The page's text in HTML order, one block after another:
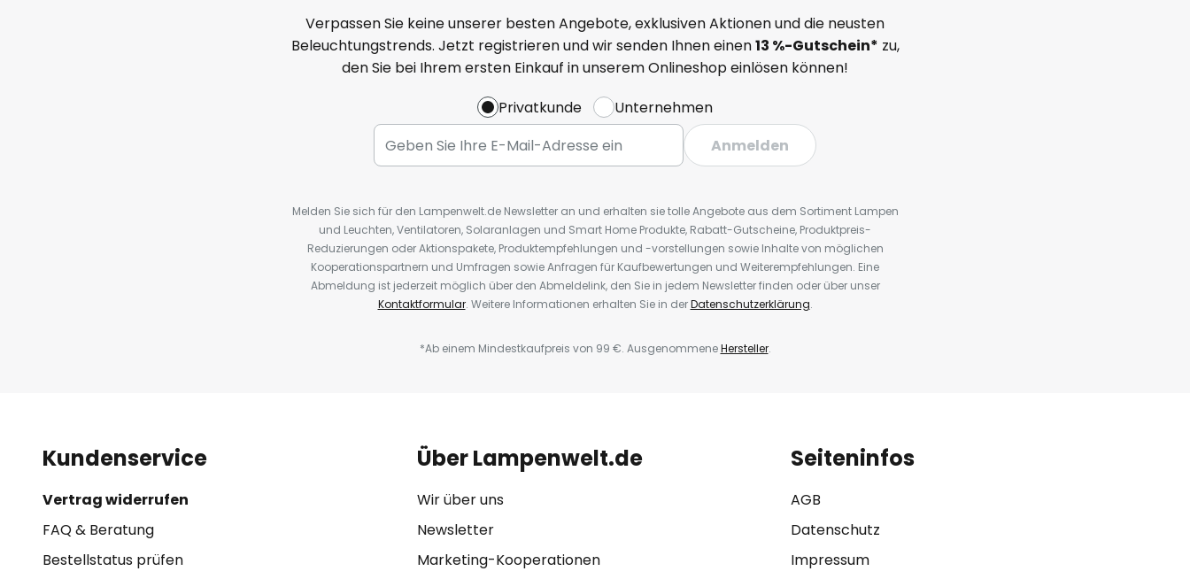
Verpassen Sie keine unserer besten Angebote, exklusiven Aktionen und die neusten
Beleuchtungstrends. Jetzt registrieren und wir senden Ihnen einen13 %-Gutschein* zu,
den Sie bei Ihrem ersten Einkauf in unserem Onlineshop einlösen können!
Privatkunde
Unternehmen
Anmelden
Melden Sie sich für den Lampenwelt.de Newsletter an und erhalten sie tolle Angebote aus dem Sortiment Lampen
und Leuchten, Ventilatoren, Solaranlagen und Smart Home Produkte, Rabatt-Gutscheine, Produktpreis-
Reduzierungen oder Aktionspakete, Produktempfehlungen und -vorstellungen sowie Inhalte von möglichen
Kooperationspartnern und Umfragen sowie Anfragen für Kaufbewertungen und Weiterempfehlungen. Eine
Abmeldung ist jederzeit möglich über den Abmeldelink, den Sie in jedem Newsletter finden oder über unser
Kontaktformular. Weitere Informationen erhalten Sie in derDatenschutzerklärung.
*Ab einem Mindestkaufpreis von 99 €. AusgenommeneHersteller.
Kundenservice
Vertrag widerrufen
FAQ & Beratung
Bestellstatus prüfen
Über Lampenwelt.de
Wir über uns
Newsletter
Marketing-Kooperationen
Seiteninfos
AGB
Datenschutz
Impressum